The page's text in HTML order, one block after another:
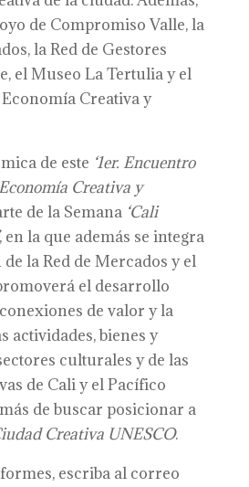
de Compromiso Valle, la
la Red de Gestores
el Museo La Tertulia y el
Creativa y
de este ‘1er. Encuentro
Creativa y
de la Semana ‘Cali
en la que además se integra
la Red de Mercados y el
el desarrollo
de valor y la
actividades, bienes y
culturales y de las
de Cali y el Pacífico
de buscar posicionar a
Creativa UNESCO.
escriba al correo